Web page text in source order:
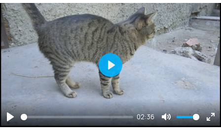
Play
02:36
Mute
Play